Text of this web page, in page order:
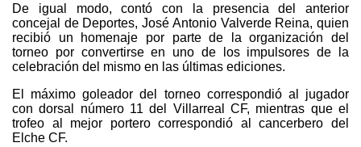
De igual modo, contó con la presencia del anterior
concejal de Deportes, José Antonio Valverde Reina, quien
recibió un homenaje por parte de la organización del
torneo por convertirse en uno de los impulsores de la
celebración del mismo en las últimas ediciones.
El máximo goleador del torneo correspondió al jugador
con dorsal número 11 del Villarreal CF, mientras que el
trofeo al mejor portero correspondió al cancerbero del
Elche CF.